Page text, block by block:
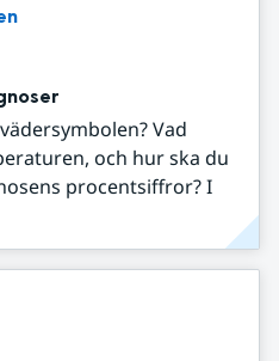
Vad
och hur ska du
procentsiffror? I